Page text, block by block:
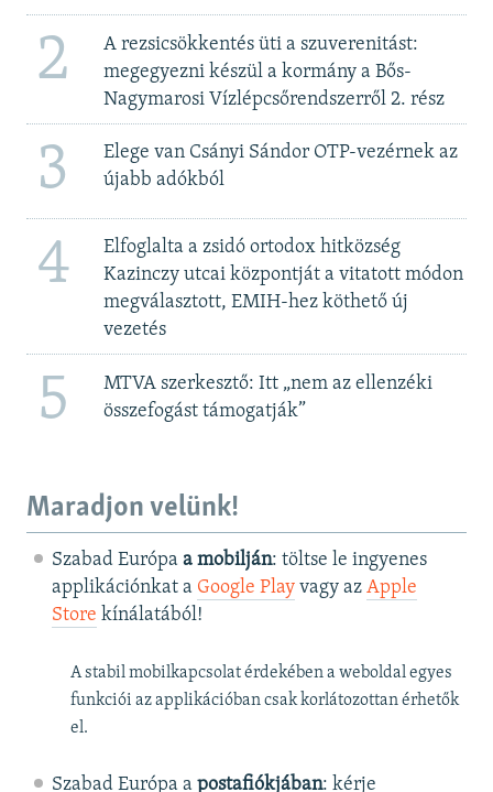
2
A rezsicsökkentés üti a szuverenitást:
megegyezni készül a kormány a Bős-
Nagymarosi Vízlépcsőrendszerről 2. rész
3
Elege van Csányi Sándor OTP-vezérnek az
újabb adókból
4
Elfoglalta a zsidó ortodox hitközség
Kazinczy utcai központját a vitatott módon
megválasztott, EMIH-hez köthető új
vezetés
5
MTVA szerkesztő: Itt „nem az ellenzéki
összefogást támogatják”
Maradjon velünk!
Szabad Európa a mobilján: töltse le ingyenes
applikációnkat a Google Playvagy az Apple
Store kínálatából!
A stabil mobilkapcsolat érdekében a weboldal egyes
funkciói az applikációban csak korlátozottan érhetők
el.
Szabad Európa a postafiókjában: kérje